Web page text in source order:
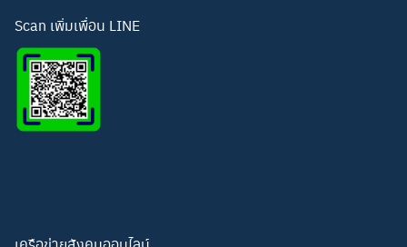
อีเมล: hightechwichian@gmail.com
Scan เพิ่มเพื่อน LINE